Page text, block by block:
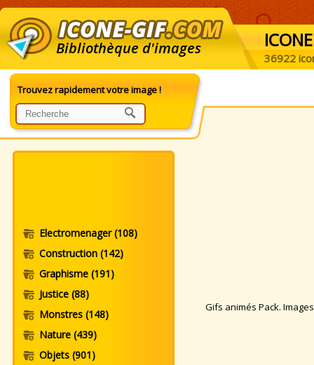
Bibliothèque d'images ICONE
36922
Trouvez rapidement votre image !
Electromenager(108)
Construction (142)
Graphisme (191)
Justice (88)
Monstres (148)
Nature (439)
Objets (901)
Gifs animés Pack.